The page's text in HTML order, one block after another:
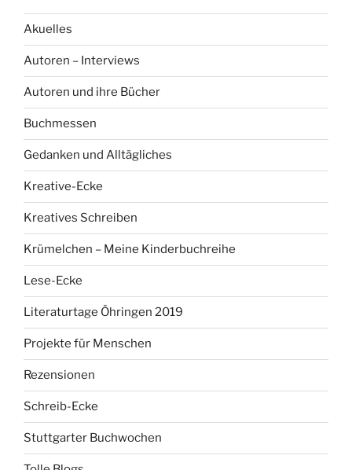
Akuelles
Autoren – Interviews
Autoren und ihre Bücher
Buchmessen
Gedanken und Alltägliches
Kreative-Ecke
Kreatives Schreiben
Krümelchen – Meine Kinderbuchreihe
Lese-Ecke
Literaturtage Öhringen 2019
Projekte für Menschen
Rezensionen
Schreib-Ecke
Stuttgarter Buchwochen